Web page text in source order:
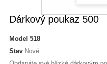
Dárkový poukaz 500
Model 518
Stav Nové